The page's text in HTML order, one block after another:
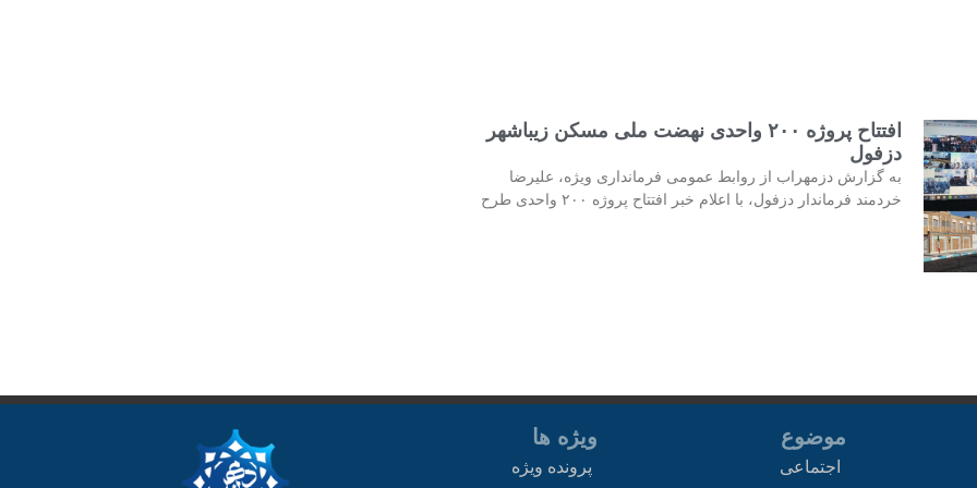
افتتاح پروژه ۲۰۰ واحدی نهضت ملی مسکن زیباشهر
دزفول
به گزارش دزمهراب از روابط عمومی فرمانداری ویژه، علیرضا
خردمند فرماندار دزفول، با اعلام خبر افتتاح پروژه ۲۰۰ واحدی طرح
موضوع
اجتماعی
ویژه ها
پرونده ویژه